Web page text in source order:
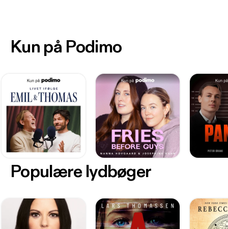
Kun på Podimo
Populære lydbøger